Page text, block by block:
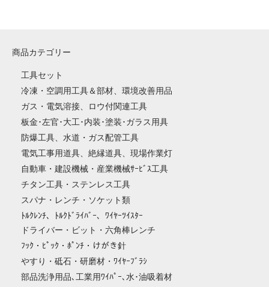
商品カテゴリー
工具セット
冷凍・空調用工具＆部材、環境改善用品
ガス・電気溶接、ロウ付関連工具
板金･左官･大工･内装･塗装･ガラス用具
防爆工具、水道・ガス配管工具
電気工事用道具、絶縁道具、現場作業灯
自動車・建設機械・産業機械ｻｰﾋﾞｽ工具
チタン工具・ステンレス工具
スパナ・レンチ・ソケット類
ﾄﾙｸﾚﾝﾁ、ﾄﾙｸﾄﾞﾗｲﾊﾞｰ、ﾜｲﾔｰﾂｲｽﾀｰ
ドライバー・ビット・六角棒レンチ
ﾌｯｸ・ﾋﾟｯｸ・ﾎﾟﾝﾁ・けがき針
やすり・砥石・研磨材・ﾜｲﾔｰﾌﾞﾗｼ
部品洗浄用品､工業用ﾜｲﾊﾟｰ､水･油吸着材